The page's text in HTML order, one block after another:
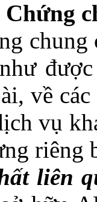
về
vụ
riêng
liên